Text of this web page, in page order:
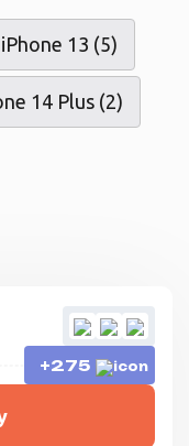
13 (5)
14 Plus (2)
+275